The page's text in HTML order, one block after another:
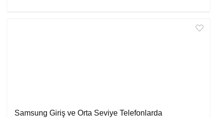
Samsung Giriş ve Orta Seviye Telefonlarda